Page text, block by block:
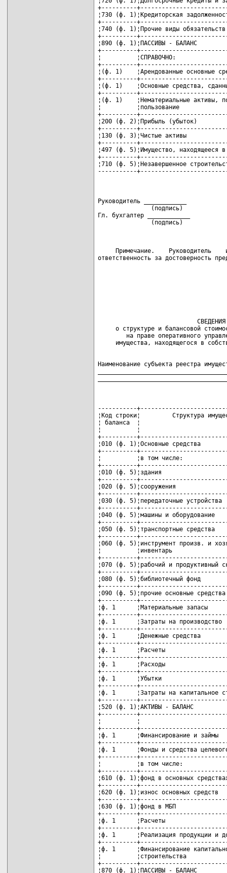
Руководитель ____________
(подпись)
Гл. бухгалтер ____________
(подпись)
Примечание.    Руководитель
ответственность за достоверность
                            СВЕДЕНИЯ
о структуре и балансовой
на праве оперативного
Наименование субъекта реестра
-----------
¦Код строки¦         Структура
¦ баланса  ¦
¦          ¦
+----------
¦010 (ф. 1)¦Основные
+----------
¦          ¦в том числе:
+----------
¦010 (ф. 5)¦здания
+----------
¦020 (ф. 5)¦сооружения
+----------
¦030 (ф. 5)¦передаточные
+----------
¦040 (ф. 5)¦машины и
+----------
¦050 (ф. 5)¦транспортные
+----------
¦060 (ф. 5)¦инструмент произв.
¦          ¦инвентарь
+----------
¦070 (ф. 5)¦рабочий и
+----------
¦080 (ф. 5)¦библиотечный
+----------
¦090 (ф. 5)¦прочие основные
+----------
¦ф. 1      ¦Материальные
+----------
¦ф. 1      ¦Затраты на
+----------
¦ф. 1      ¦Денежные
+----------
¦ф. 1      ¦Расчеты
+----------
¦ф. 1      ¦Расходы
+----------
¦ф. 1      ¦Убытки
+----------
¦ф. 1      ¦Затраты на
+----------
¦520 (ф. 1)¦АКТИВЫ -
+----------
¦          ¦
+----------
¦ф. 1      ¦Финансирование и
+----------
¦ф. 1      ¦Фонды и средства
+----------
¦          ¦в том числе:
+----------
¦610 (ф. 1)¦фонд в основных
+----------
¦620 (ф. 1)¦износ основных
+----------
¦630 (ф. 1)¦фонд в МБП
+----------
¦ф. 1      ¦Расчеты
+----------
¦ф. 1      ¦Реализация
+----------
¦ф. 1      ¦Финансирование
¦          ¦строительства
+----------
¦870 (ф. 1)¦ПАССИВЫ -